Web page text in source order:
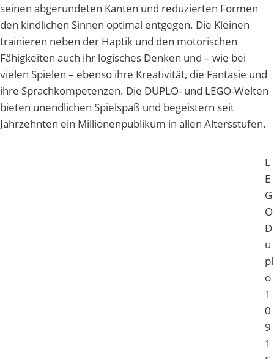
seinen abgerundeten Kanten und reduzierten Formen
den kindlichen Sinnen optimal entgegen. Die Kleinen
trainieren neben der Haptik und den motorischen
Fähigkeiten auch ihr logisches Denken und – wie bei
vielen Spielen – ebenso ihre Kreativität, die Fantasie und
ihre Sprachkompetenzen. Die DUPLO- und LEGO-Welten
bieten unendlichen Spielspaß und begeistern seit
Jahrzehnten ein Millionenpublikum in allen Altersstufen.
L
E
G
O
D
u
pl
o
1
0
9
1